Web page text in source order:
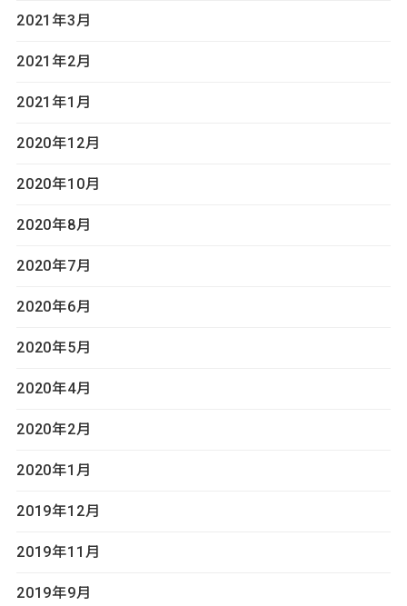
2021年3月
2021年2月
2021年1月
2020年12月
2020年10月
2020年8月
2020年7月
2020年6月
2020年5月
2020年4月
2020年2月
2020年1月
2019年12月
2019年11月
2019年9月